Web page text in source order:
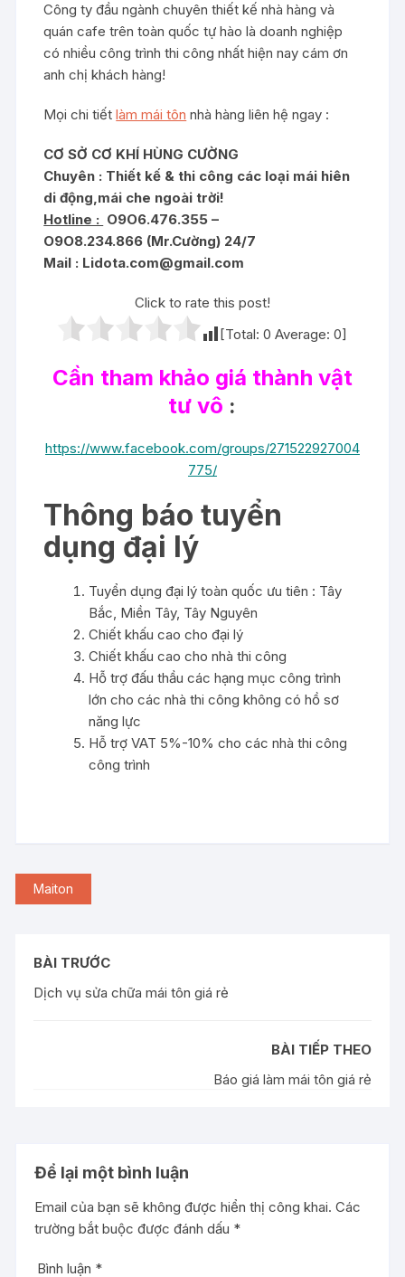
Công ty đầu ngành chuyên thiết kế nhà hàng và
quán cafe trên toàn quốc tự hào là doanh nghiệp
có nhiều công trình thi công nhất hiện nay cám ơn
anh chị khách hàng!
Mọi chi tiếtlàm mái tôn nhà hàng liên hệ ngay :
CƠ SỞ CƠ KHÍ HÙNG CƯỜNG
Chuyên : Thiết kế & thi công các loại mái hiên
di động,mái che ngoài trời!
Hotline : O9O6.476.355 –
O9O8.234.866 (Mr.Cường) 24/7
Mail : Lidota.com@gmail.com
Click to rate this post!
[Total:0 Average:0]
Cần tham khảo giá thành vật
tư vô :
https://www.facebook.com/groups/271522927004
775/
Thông báo tuyển
dụng đại lý
Tuyển dụng đại lý toàn quốc ưu tiên : Tây
Bắc, Miền Tây, Tây Nguyên
Chiết khấu cao cho đại lý
Chiết khấu cao cho nhà thi công
Hỗ trợ đấu thầu các hạng mục công trình
lớn cho các nhà thi công không có hồ sơ
năng lực
Hỗ trợ VAT 5%-10% cho các nhà thi công
công trình
Maiton
BÀI TRƯỚC
Dịch vụ sửa chữa mái tôn giá rẻ
BÀI TIẾP THEO
Báo giá làm mái tôn giá rẻ
Để lại một bình luận
Email của bạn sẽ không được hiển thị công khai. Các
trường bắt buộc được đánh dấu *
Bình luận *